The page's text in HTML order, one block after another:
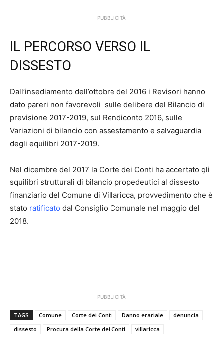
PUBBLICITÀ
IL PERCORSO VERSO IL
DISSESTO
Dall’insediamento dell’ottobre del 2016 i Revisori hanno
dato pareri non favorevoli sulle delibere del Bilancio di
previsione 2017-2019, sul Rendiconto 2016, sulle
Variazioni di bilancio con assestamento e salvaguardia
degli equilibri 2017-2019.
Nel dicembre del 2017 la Corte dei Conti ha accertato gli
squilibri strutturali di bilancio propedeutici al dissesto
finanziario del Comune di Villaricca, provvedimento che è
stato ratificato dal Consiglio Comunale nel maggio del
2018.
PUBBLICITÀ
TAGS Comune Corte dei Conti Danno erariale
denuncia
dissesto
Procura della Corte dei Conti villaricca